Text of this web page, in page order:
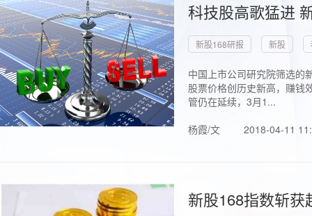
科技股高歌猛进
新股168研报 新股
中国上市公司研究院筛选的
股票价格创历史新高，赚钱
管仍在延续，3月1...
杨霞/文
2018-04-11
新股168指数斩